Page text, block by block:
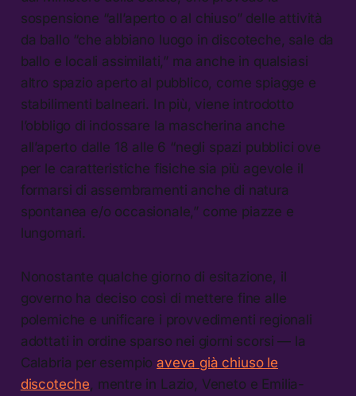
sospensione “all’aperto o al chiuso” delle attività
da ballo “che abbiano luogo in discoteche, sale da
ballo e locali assimilati,” ma anche in qualsiasi
altro spazio aperto al pubblico, come spiagge e
stabilimenti balneari. In più, viene introdotto
l’obbligo di indossare la mascherina anche
all’aperto dalle 18 alle 6 “negli spazi pubblici ove
per le caratteristiche fisiche sia più agevole il
formarsi di assembramenti anche di natura
spontanea e/o occasionale,” come piazze e
lungomari.
Nonostante qualche giorno di esitazione, il
governo ha deciso così di mettere fine alle
polemiche e unificare i provvedimenti regionali
adottati in ordine sparso nei giorni scorsi — la
Calabria per esempioaveva già chiuso le
discoteche , mentre in Lazio, Veneto e Emilia-